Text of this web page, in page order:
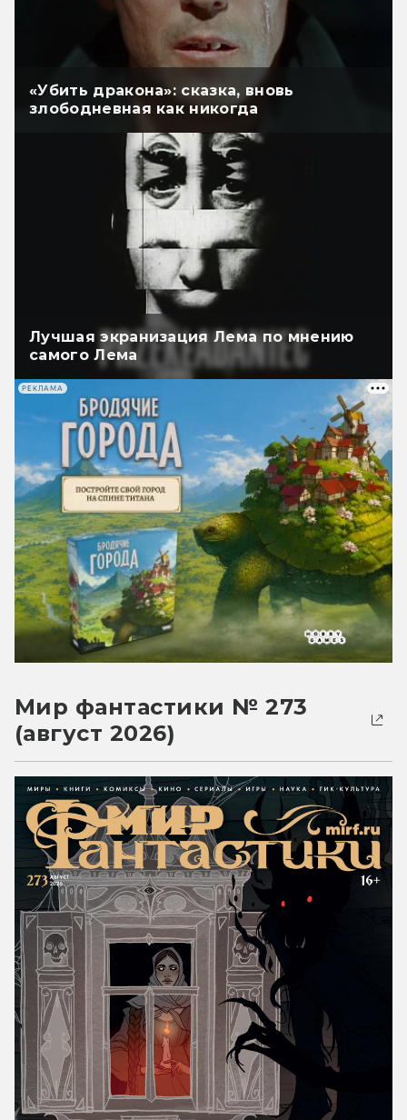
«Убить дракона»: сказка, вновь
злободневная как никогда
Лучшая экранизация Лема по мнению
самого Лема
РЕКЛАМА
Мир фантастики № 273
(август 2026)